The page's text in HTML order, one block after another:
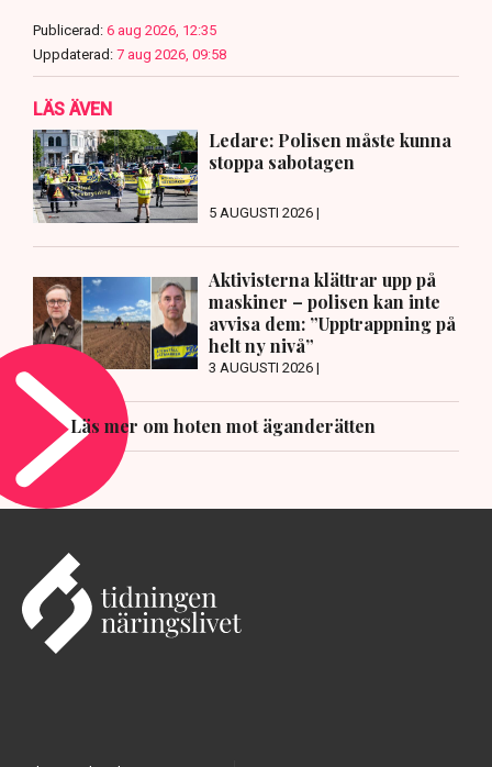
Publicerad: 6 aug 2026, 12:35
Uppdaterad: 7 aug 2026, 09:58
LÄS ÄVEN
Ledare: Polisen måste kunna
stoppa sabotagen
5 AUGUSTI 2026 |
Aktivisterna klättrar upp på
maskiner – polisen kan inte
avvisa dem: ”Upptrappning på
helt ny nivå”
3 AUGUSTI 2026 |
Läs mer om hoten mot äganderätten